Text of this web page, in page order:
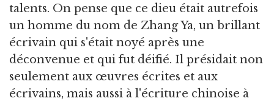
talents. On pense que ce dieu était autrefois
un homme du nom de Zhang Ya, un brillant
écrivain qui s'était noyé après une
déconvenue et qui fut déifié. Il présidait non
seulement aux œuvres écrites et aux
écrivains, mais aussi à l'écriture chinoise à